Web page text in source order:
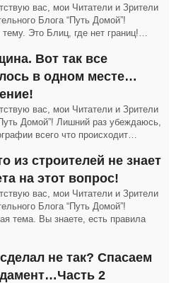
вас, мои Читатели и Зрители
Блога “Путь Домой”!
Это Блиц, где нет границ!…
Вот так все
в одном месте…
вас, мои Читатели и Зрители
Домой”! Лишний раз убеждаюсь,
всего что происходит…
из строителей не знает
на этот вопрос!
вас, мои Читатели и Зрители
Блога “Путь Домой”!
тема. Вы знаете, есть правила
не так? Спасаем
2